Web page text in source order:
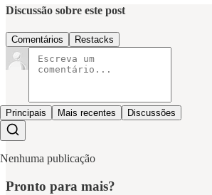
Discussão sobre este post
Comentários Restacks
Principais Mais recentes Discussões
Nenhuma publicação
Pronto para mais?